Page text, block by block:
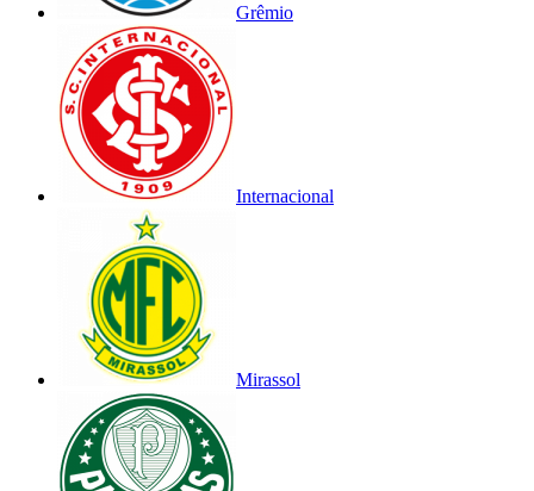
Grêmio
Internacional
Mirassol